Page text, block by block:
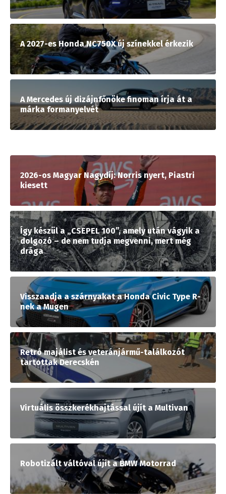
A 2027-es Honda NC750X új színekkel érkezik
A Mercedes új dizájnfőnöke finoman írja át a
márka formanyelvét
2026-os Magyar Nagydíj: Norris nyert, Piastri
kiesett
Így készül a „CSEPEL 100”, amely után vágyik a
dolgozó – de nem tudja megvenni, mert még
drága
Visszaadja a szárnyakat a Honda Civic Type R-
nek a Mugen
Retró majálist és veteránjármű-találkozót
tartottak Derecskén
Virtuális összkerékhajtással újít a Multivan
Robotizált váltóval újít a BMW Motorrad